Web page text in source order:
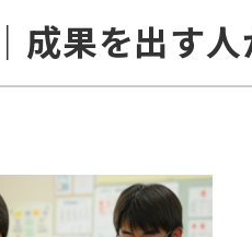
成果を出す